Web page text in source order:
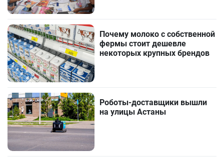
Почему молоко с собственной
фермы стоит дешевле
некоторых крупных брендов
Роботы-доставщики вышли
на улицы Астаны